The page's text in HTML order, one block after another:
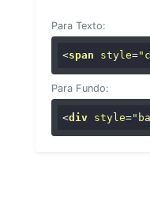
Para Texto:
<span style=
Para Fundo:
<div style=